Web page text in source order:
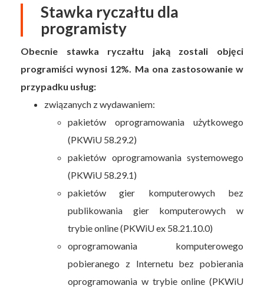
Stawka ryczałtu dla
programisty
Obecnie stawka ryczałtu jaką zostali objęci
programiści wynosi 12%. Ma ona zastosowanie w
przypadku usług:
związanych z wydawaniem:
pakietów oprogramowania użytkowego
(PKWiU 58.29.2)
pakietów oprogramowania systemowego
(PKWiU 58.29.1)
pakietów gier komputerowych bez
publikowania gier komputerowych w
trybie online (PKWiU ex 58.21.10.0)
oprogramowania komputerowego
pobieranego z Internetu bez pobierania
oprogramowania w trybie online (PKWiU